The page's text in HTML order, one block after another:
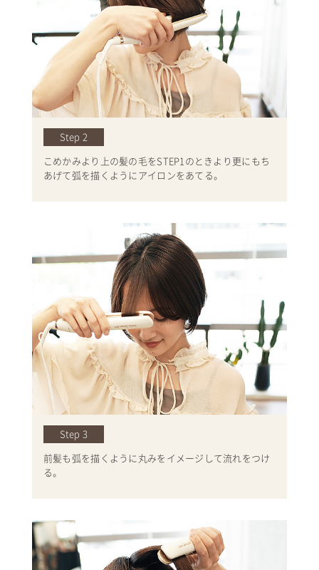
Step 2
こめかみより上の髪の毛をSTEP1のときより更にもち
あげて弧を描くようにアイロンをあてる。
Step 3
前髪も弧を描くように丸みをイメージして流れをつけ
る。